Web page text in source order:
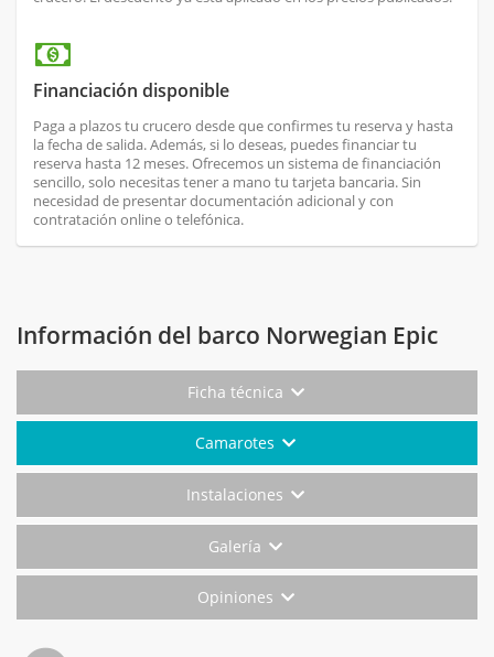
Financiación disponible
Paga a plazos tu crucero desde que confirmes tu reserva y hasta
la fecha de salida. Además, si lo deseas, puedes financiar tu
reserva hasta 12 meses. Ofrecemos un sistema de financiación
sencillo, solo necesitas tener a mano tu tarjeta bancaria. Sin
necesidad de presentar documentación adicional y con
contratación online o telefónica.
Información del barco Norwegian Epic
Ficha técnica
Camarotes
Instalaciones
Galería
Opiniones